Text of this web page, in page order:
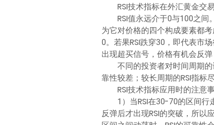
RSI技术指标在外汇黄金交
RSI值永远介于0与100之
为它对价格的四个构成要素都
0。若果RSI跌穿30，即代表市
出现超买信号，价格有机会反
不同的投资者对时间周期
靠性较差；较长周期的RSI指标
RSI技术指标应用时的注意
1）当RSI在30-70的区间
反弹后才出现RSI的突破，所以